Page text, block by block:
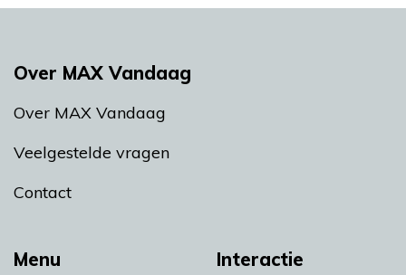
Menu Interactie
Over MAX Vandaag
Over MAX Vandaag
Veelgestelde vragen
Contact